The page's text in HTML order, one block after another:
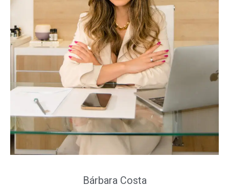
Bárbara Costa